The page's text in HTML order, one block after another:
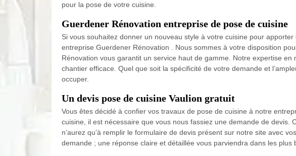
pour la pose de votre cuisine.
Guerdener Rénovation entreprise de pose de cuisine
Si vous souhaitez donner un nouveau style à votre cuisine pour
entreprise Guerdener Rénovation . Nous sommes à votre disposition
Rénovation vous garantit un service haut de gamme. Notre expertise
chantier efficace. Quel que soit la spécificité de votre demande et
occuper.
Un devis pose de cuisine Vaulion gratuit
Vous êtes décidé à confier vos travaux de pose de cuisine à notre
cuisine, il est nécessaire que vous nous fassiez une demande de
n’aurez qu’à remplir le formulaire de devis présent sur notre site avec
demande ; une réponse claire et détaillée vous parviendra dans les plus